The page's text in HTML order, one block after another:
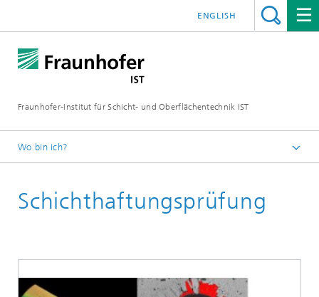
Fraunhofer-Institut für Schicht- und Oberflächentechnik IST
ENGLISH
Wo bin ich?
Kompetenzen
Schichthaftungsprüfung